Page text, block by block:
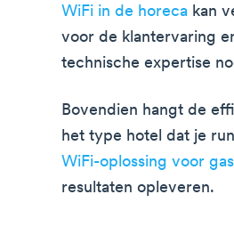
WiFi in de horeca kan
voor de klantervaring
technische expertise
Bovendien hangt de
het type hotel dat je
WiFi-oplossing voor
resultaten opleveren.